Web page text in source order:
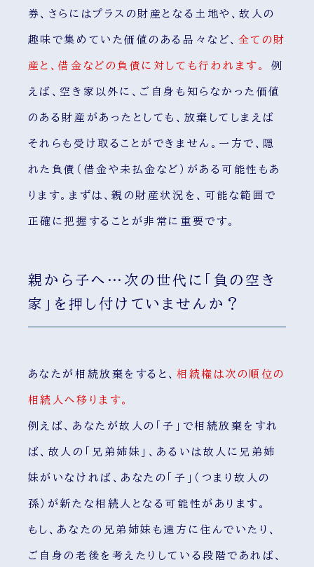
券、さらにはプラスの財産となる土地や、故人の
趣味で集めていた価値のある品々など、 全ての財
産と、借金などの負債に対しても行われます。 例
えば、空き家以外に、ご自身も知らなかった価値
のある財産があったとしても、放棄してしまえば
それらも受け取ることができません。一方で、隠
れた負債（借金や未払金など）がある可能性もあ
ります。まずは、親の財産状況を、可能な範囲で
正確に把握することが非常に重要です。
親から子へ…次の世代に「負の空き
家」を押し付けていませんか？
あなたが相続放棄をすると、 相続権は次の順位の
相続人へ移ります。
例えば、あなたが故人の「子」で相続放棄をすれ
ば、故人の「兄弟姉妹」、あるいは故人に兄弟姉
妹がいなければ、あなたの「子」（つまり故人の
孫）が新たな相続人となる可能性があります。
もし、あなたの兄弟姉妹も遠方に住んでいたり、
ご自身の老後を考えたりしている段階であれば、